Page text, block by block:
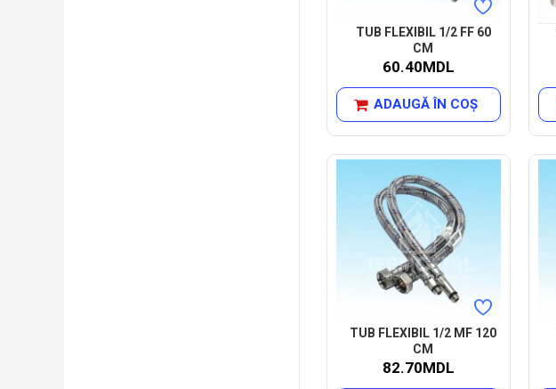
TUB FLEXIBIL 1/2 FF 60
CM
60.40MDL
ADAUGĂ ÎN COŞ
TUB FLEXIBIL 1/2 MF 120
CM
82.70MDL